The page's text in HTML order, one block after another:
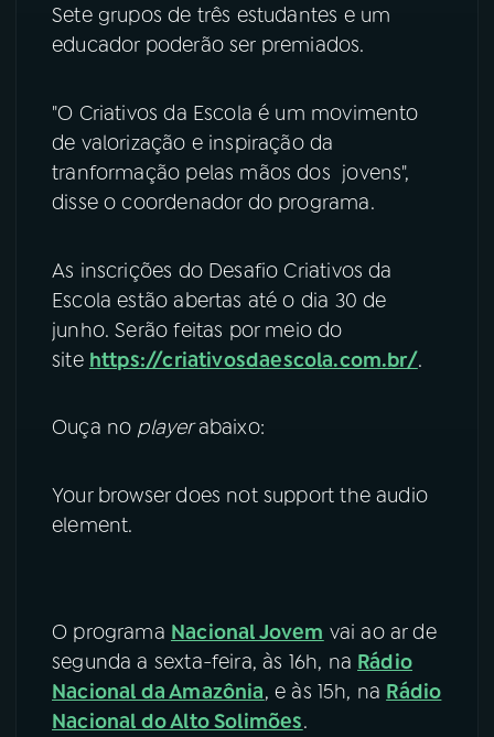
Sete grupos de três estudantes e um
educador poderão ser premiados.
"O Criativos da Escola é um movimento
de valorização e inspiração da
tranformação pelas mãos dos jovens",
disse o coordenador do programa.
As inscrições do Desafio Criativos da
Escola estão abertas até o dia 30 de
junho. Serão feitas por meio do
site https://criativosdaescola.com.br/.
Ouça no playerabaixo:
Your browser does not support the audio
element.
O programa Nacional Jovem vai ao ar de
segunda a sexta-feira, às 16h, na Rádio
Nacional da Amazônia, e às 15h, na Rádio
Nacional do Alto Solimões.